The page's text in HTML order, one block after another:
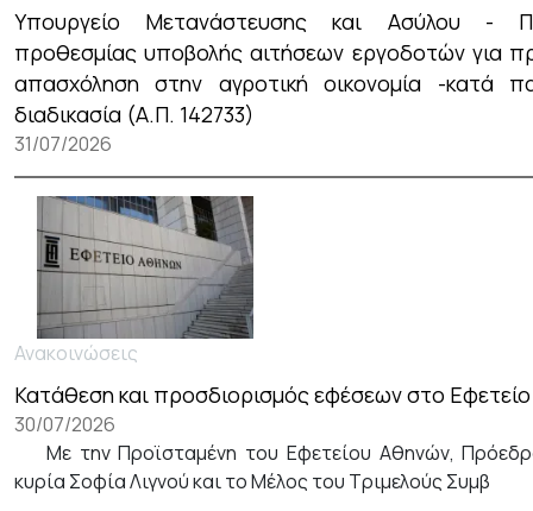
Υπουργείο Μετανάστευσης και Ασύλου -
προθεσμίας υποβολής αιτήσεων εργοδοτών για
απασχόληση στην αγροτική οικονομία -κατά
διαδικασία (Α.Π. 142733)
31/07/2026
Ανακοινώσεις
Κατάθεση και προσδιορισμός εφέσεων στο
30/07/2026
Με την Προϊσταμένη του Εφετείου Αθηνών,
κυρία Σοφία Λιγνού και το Μέλος του Τριμελούς Συμβ